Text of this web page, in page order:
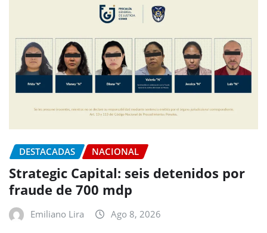
DESTACADAS NACIONAL
Strategic Capital: seis detenidos por
fraude de 700 mdp
Emiliano Lira Ago 8, 2026